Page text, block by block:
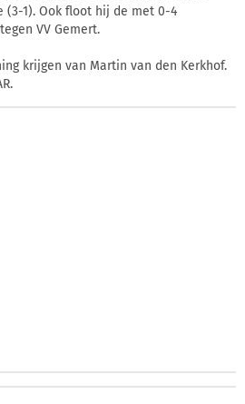
(3-1). Ook floot hij de met 0-4
VV Gemert.
krijgen van Martin van den Kerkhof.